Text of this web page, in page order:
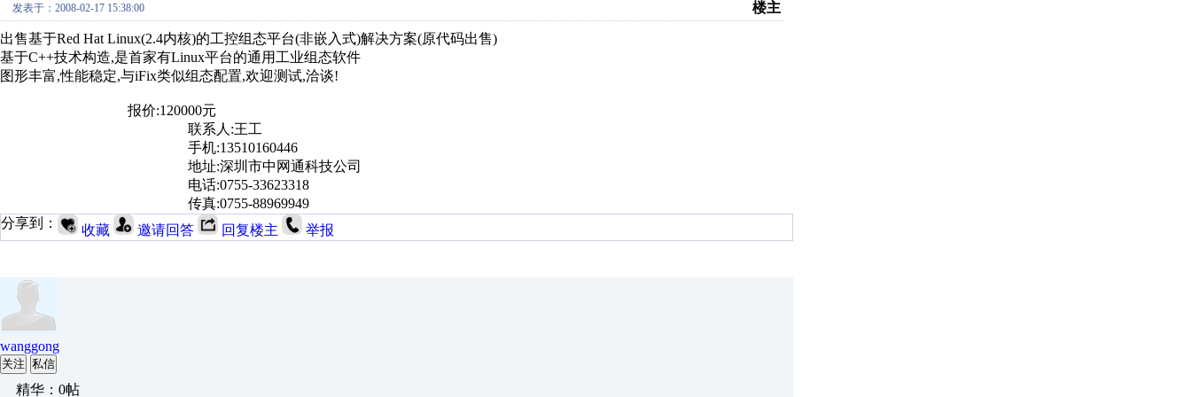
发表于：2008-02-17 15:38:00 楼主
出售基于Red Hat Linux(2.4内核)的工控组态平台(非嵌入式)解决方案(原代码出售)
基于C++技术构造,是首家有Linux平台的通用工业组态软件
图形丰富,性能稳定,与iFix类似组态配置,欢迎测试,洽谈!
报价:120000元
联系人:王工
手机:13510160446
地址:深圳市中网通科技公司
电话:0755-33623318
传真:0755-88969949
分享到：
收藏 邀请回答 回复楼主 举报
wanggong
关注 私信
精华：0帖